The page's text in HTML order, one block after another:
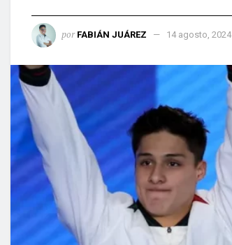
por FABIÁN JUÁREZ 14 agosto, 2024